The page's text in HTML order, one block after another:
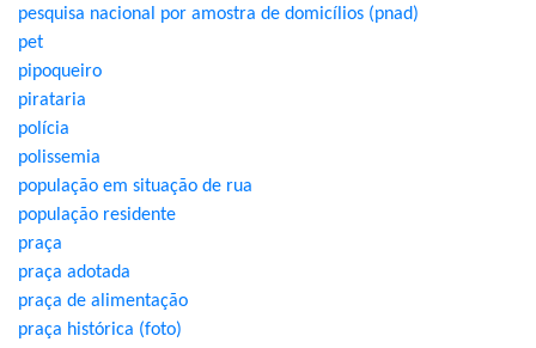
pesquisa nacional por amostra de domicílios (pnad)
pet
pipoqueiro
pirataria
polícia
polissemia
população em situação de rua
população residente
praça
praça adotada
praça de alimentação
praça histórica (foto)